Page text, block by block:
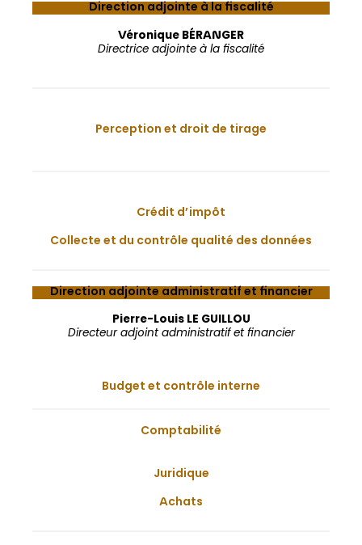
Direction adjointe à la fiscalité
Véronique BÉRANGER
Directrice adjointe à la fiscalité
Perception et droit de tirage
Crédit d’impôt
Collecte et du contrôle qualité des données
Direction adjointe administratif et financier
Pierre-Louis LE GUILLOU
Directeur adjoint administratif et financier
Budget et contrôle interne
Comptabilité
Juridique
Achats